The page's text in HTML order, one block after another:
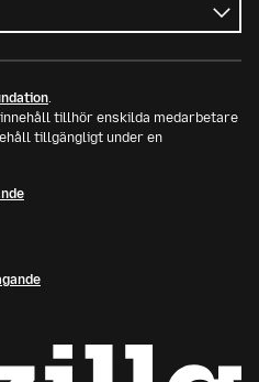
.
tillhör enskilda medarbetare
tillgängligt under en